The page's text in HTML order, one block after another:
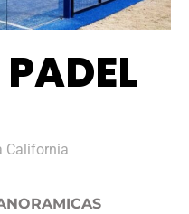
California